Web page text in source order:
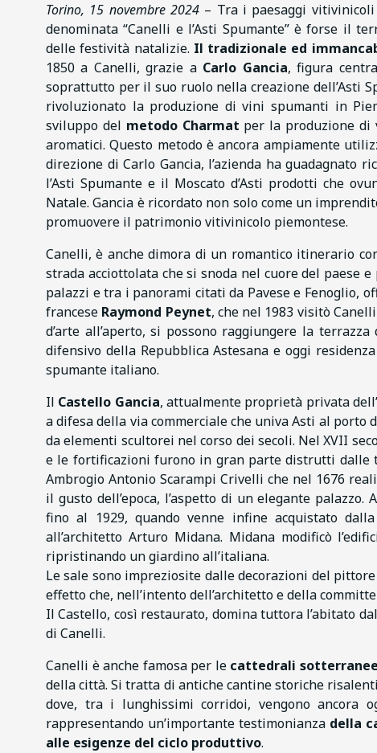
Torino, 15 novembre 2024 – Tra i paesaggi
denominata “Canelli e l’Asti Spumante” è forse il
delle festività natalizie. Il tradizionale ed
1850 a Canelli, grazie a Carlo Gancia, figura
soprattutto per il suo ruolo nella creazione dell’Asti
rivoluzionato la produzione di vini spumanti in
sviluppo del metodo Charmat per la produzione di
aromatici. Questo metodo è ancora ampiamente
direzione di Carlo Gancia, l’azienda ha guadagnato
l’Asti Spumante e il Moscato d’Asti prodotti che
Natale. Gancia è ricordato non solo come un
promuovere il patrimonio vitivinicolo piemontese.
Canelli, è anche dimora di un romantico itinerario
strada acciottolata che si snoda nel cuore del paese
palazzi e tra i panorami citati da Pavese e Fenoglio,
francese Raymond Peynet, che nel 1983 visitò
d’arte all’aperto, si possono raggiungere la
difensivo della Repubblica Astesana e oggi
spumante italiano.
Il Castello Gancia, attualmente proprietà privata
a difesa della via commerciale che univa Asti al porto
da elementi scultorei nel corso dei secoli. Nel XVII
e le fortificazioni furono in gran parte distrutti dalle
Ambrogio Antonio Scarampi Crivelli che nel 1676
il gusto dell’epoca, l’aspetto di un elegante
fino al 1929, quando venne infine acquistato
all’architetto Arturo Midana. Midana modificò
ripristinando un giardino all’italiana.
Le sale sono impreziosite dalle decorazioni del
effetto che, nell’intento dell’architetto e della
Il Castello, così restaurato, domina tuttora l’abitato
di Canelli.
Canelli è anche famosa per le cattedrali
della città. Si tratta di antiche cantine storiche
dove, tra i lunghissimi corridoi, vengono ancora
rappresentando un’importante testimonianza della
alle esigenze del ciclo produttivo.